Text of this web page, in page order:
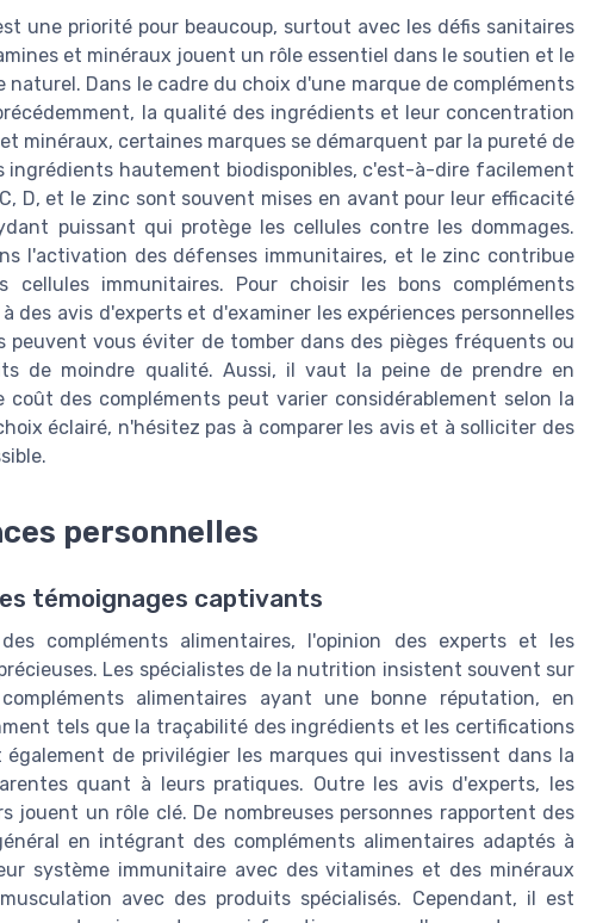
une priorité pour beaucoup, surtout avec les défis sanitaires
et minéraux jouent un rôle essentiel dans le soutien et le
Dans le cadre du choix d'une marque de compléments
la qualité des ingrédients et leur concentration
minéraux, certaines marques se démarquent par la pureté de
hautement biodisponibles, c'est-à-dire facilement
D, et le zinc sont souvent mises en avant pour leur efficacité
puissant qui protège les cellules contre les dommages.
l'activation des défenses immunitaires, et le zinc contribue
immunitaires. Pour choisir les bons compléments
avis d'experts et d'examiner les expériences personnelles
peuvent vous éviter de tomber dans des pièges fréquents ou
de moindre qualité. Aussi, il vaut la peine de prendre en
des compléments peut varier considérablement selon la
éclairé, n'hésitez pas à comparer les avis et à solliciter des
personnelles
témoignages captivants
compléments alimentaires, l'opinion des experts et les
Les spécialistes de la nutrition insistent souvent sur
alimentaires ayant une bonne réputation, en
tels que la traçabilité des ingrédients et les certifications
de privilégier les marques qui investissent dans la
quant à leurs pratiques. Outre les avis d'experts, les
jouent un rôle clé. De nombreuses personnes rapportent des
en intégrant des compléments alimentaires adaptés à
système immunitaire avec des vitamines et des minéraux
avec des produits spécialisés. Cependant, il est